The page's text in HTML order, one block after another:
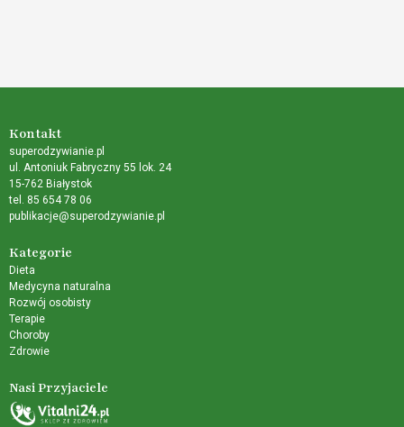
Kontakt
superodzywianie.pl
ul. Antoniuk Fabryczny 55 lok. 24
15-762 Białystok
tel. 85 654 78 06
publikacje@superodzywianie.pl
Kategorie
Dieta
Medycyna naturalna
Rozwój osobisty
Terapie
Choroby
Zdrowie
Nasi Przyjaciele